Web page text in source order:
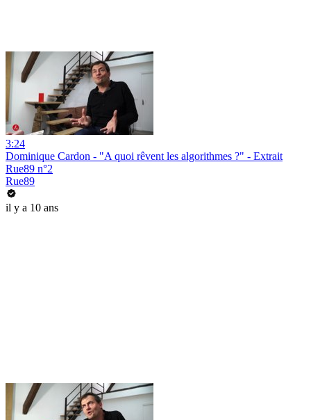
3:24
Dominique Cardon - "A quoi rêvent les algorithmes ?" - Extrait
Rue89 n°2
Rue89
il y a 10 ans